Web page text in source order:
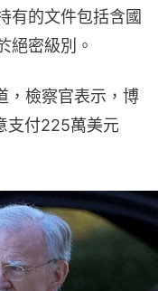
有的文件包括含國
絕密級別。
，檢察官表示，博
支付225萬美元